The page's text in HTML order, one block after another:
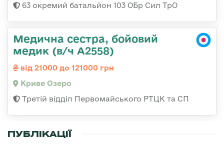
63 окремий батальйон 103 ОБр Сил ТрО
Медична сестра, бойовий
медик (в/ч А2558)
від 21000 до 121000 грн
Криве Озеро
Третій відділ Первомайського РТЦК та СП
ПУБЛІКАЦІЇ